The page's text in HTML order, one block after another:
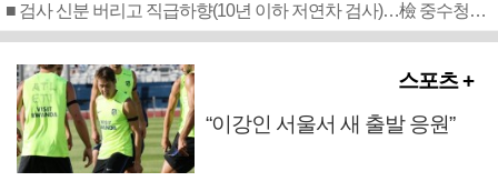
■ 검사 신분 버리고 직급하향(10년 이하 저연차 검사)…檢 중수청행 기피
스포츠 +
“이강인 서울서 새 출발 응원”